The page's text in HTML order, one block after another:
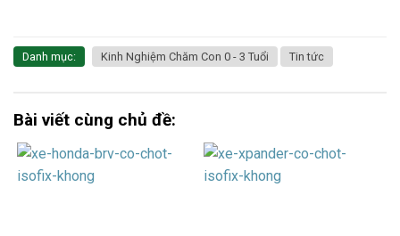
Danh mục: Kinh Nghiệm Chăm Con 0 - 3 Tuổi Tin tức
Bài viết cùng chủ đề: